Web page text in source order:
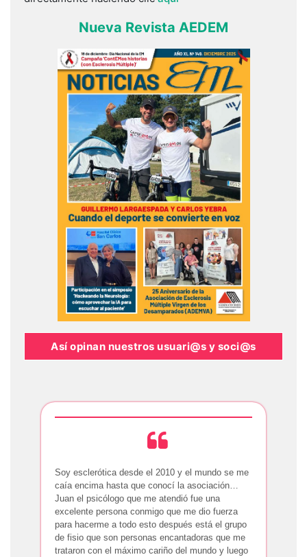
Nueva Revista AEDEM
Así opinan nuestros usuari@s y soci@s
Soy esclerótica desde el 2010 y el mundo se me
caía encima hasta que conocí la asociación…
Juan el psicólogo que me atendió fue una
excelente persona conmigo que me dio fuerza
para hacerme a todo esto después está el grupo
de fisio que son personas encantadoras que me
trataron con el máximo cariño del mundo y luego